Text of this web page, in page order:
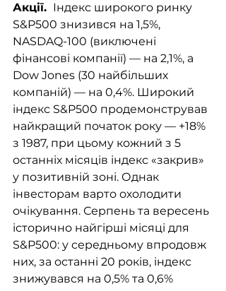
Акції. Індекс широкого ринку
S&P500 знизився на 1,5%,
NASDAQ-100 (виключені
фінансові компанії) — на 2,1%, а
Dow Jones (30 найбільших
компаній) — на 0,4%. Широкий
індекс S&P500 продемонстрував
найкращий початок року — +18%
з 1987, при цьому кожний з 5
останніх місяців індекс «закрив»
у позитивній зоні. Однак
інвесторам варто охолодити
очікування. Серпень та вересень
історично найгірші місяці для
S&P500: у середньому впродовж
них, за останні 20 років, індекс
знижувався на 0,5% та 0,6%